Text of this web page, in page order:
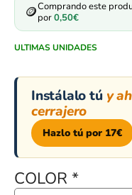
🪙Comprando este
por0,50€
ULTIMAS UNIDADES
Instálalo tú y
cerrajero
Hazlo tú por 17€
COLOR *